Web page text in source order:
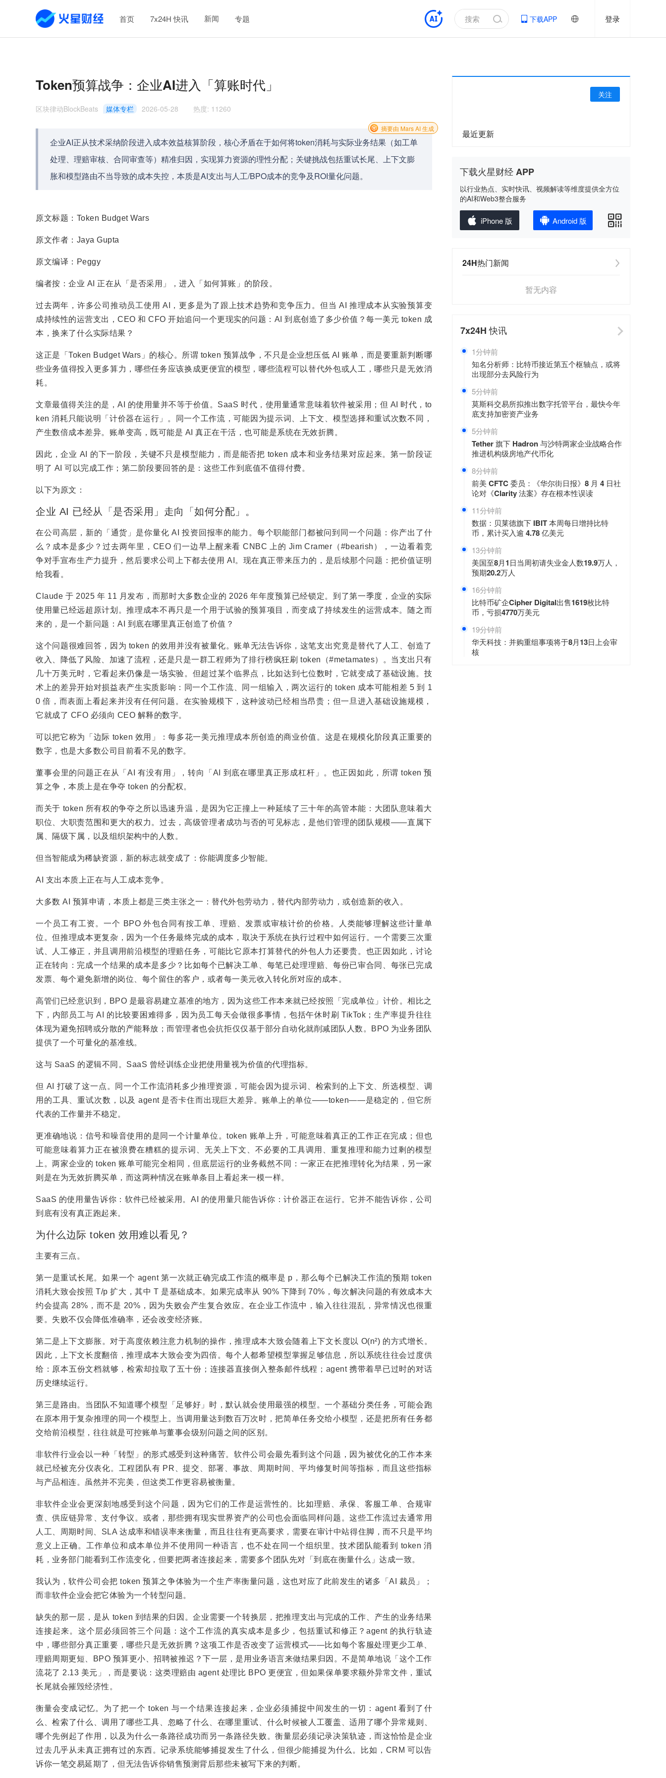
首页 7x24H 快讯 新闻 专题 下载APP 登录
Token预算战争：企业AI进入「算账时代」
区块律动BlockBeats 媒体专栏 2026-05-28 热度: 11260
企业AI正从技术采纳阶段进入成本效益核算阶段，核心矛盾在于如何将token消耗与实际业务结果（如工单
处理、理赔审核、合同审查等）精准归因，实现算力资源的理性分配；关键挑战包括重试长尾、上下文膨
胀和模型路由不当导致的成本失控，本质是AI支出与人工/BPO成本的竞争及ROI量化问题。
摘要由 Mars AI 生成
原文标题：Token Budget Wars
原文作者：Jaya Gupta
原文编译：Peggy
编者按：企业 AI 正在从「是否采用」，进入「如何算账」的阶段。
过去两年，许多公司推动员工使用 AI，更多是为了跟上技术趋势和竞争压力。但当 AI 推理成本从实验预算变
成持续性的运营支出，CEO 和 CFO 开始追问一个更现实的问题：AI 到底创造了多少价值？每一美元 token 成
本，换来了什么实际结果？
这正是「Token Budget Wars」的核心。所谓 token 预算战争，不只是企业想压低 AI 账单，而是要重新判断哪
些业务值得投入更多算力，哪些任务应该换成更便宜的模型，哪些流程可以替代外包或人工，哪些只是无效消
耗。
文章最值得关注的是，AI 的使用量并不等于价值。SaaS 时代，使用量通常意味着软件被采用；但 AI 时代，to
ken 消耗只能说明「计价器在运行」。同一个工作流，可能因为提示词、上下文、模型选择和重试次数不同，
产生数倍成本差异。账单变高，既可能是 AI 真正在干活，也可能是系统在无效折腾。
因此，企业 AI 的下一阶段，关键不只是模型能力，而是能否把 token 成本和业务结果对应起来。第一阶段证
明了 AI 可以完成工作；第二阶段要回答的是：这些工作到底值不值得付费。
以下为原文：
企业 AI 已经从「是否采用」走向「如何分配」。
在公司高层，新的「通货」是你量化 AI 投资回报率的能力。每个职能部门都被问到同一个问题：你产出了什
么？成本是多少？过去两年里，CEO 们一边早上醒来看 CNBC 上的 Jim Cramer（#bearish），一边看着竞
争对手宣布生产力提升，然后要求公司上下都去使用 AI。现在真正带来压力的，是后续那个问题：把价值证明
给我看。
Claude 于 2025 年 11 月发布，而那时大多数企业的 2026 年年度预算已经锁定。到了第一季度，企业的实际
使用量已经远超原计划。推理成本不再只是一个用于试验的预算项目，而变成了持续发生的运营成本。随之而
来的，是一个新问题：AI 到底在哪里真正创造了价值？
这个问题很难回答，因为 token 的效用并没有被量化。账单无法告诉你，这笔支出究竟是替代了人工、创造了
收入、降低了风险、加速了流程，还是只是一群工程师为了排行榜疯狂刷 token（#metamates）。当支出只有
几十万美元时，它看起来仍像是一场实验。但超过某个临界点，比如达到七位数时，它就变成了基础设施。技
术上的差异开始对损益表产生实质影响：同一个工作流、同一组输入，两次运行的 token 成本可能相差 5 到 1
0 倍，而表面上看起来并没有任何问题。在实验规模下，这种波动已经相当昂贵；但一旦进入基础设施规模，
它就成了 CFO 必须向 CEO 解释的数字。
可以把它称为「边际 token 效用」：每多花一美元推理成本所创造的商业价值。这是在规模化阶段真正重要的
数字，也是大多数公司目前看不见的数字。
董事会里的问题正在从「AI 有没有用」，转向「AI 到底在哪里真正形成杠杆」。也正因如此，所谓 token 预
算之争，本质上是在争夺 token 的分配权。
而关于 token 所有权的争夺之所以迅速升温，是因为它正撞上一种延续了三十年的高管本能：大团队意味着大
职位、大职责范围和更大的权力。过去，高级管理者成功与否的可见标志，是他们管理的团队规模——直属下
属、隔级下属，以及组织架构中的人数。
但当智能成为稀缺资源，新的标志就变成了：你能调度多少智能。
AI 支出本质上正在与人工成本竞争。
大多数 AI 预算申请，本质上都是三类主张之一：替代外包劳动力，替代内部劳动力，或创造新的收入。
一个员工有工资。一个 BPO 外包合同有按工单、理赔、发票或审核计价的价格。人类能够理解这些计量单
位。但推理成本更复杂，因为一个任务最终完成的成本，取决于系统在执行过程中如何运行。一个需要三次重
试、人工修正，并且调用前沿模型的理赔任务，可能比它原本打算替代的外包人力还要贵。也正因如此，讨论
正在转向：完成一个结果的成本是多少？比如每个已解决工单、每笔已处理理赔、每份已审合同、每张已完成
发票、每个避免新增的岗位、每个留住的客户，或者每一美元收入转化所对应的成本。
高管们已经意识到，BPO 是最容易建立基准的地方，因为这些工作本来就已经按照「完成单位」计价。相比之
下，内部员工与 AI 的比较要困难得多，因为员工每天会做很多事情，包括午休时刷 TikTok；生产率提升往往
体现为避免招聘或分散的产能释放；而管理者也会抗拒仅仅基于部分自动化就削减团队人数。BPO 为业务团队
提供了一个可量化的基准线。
这与 SaaS 的逻辑不同。SaaS 曾经训练企业把使用量视为价值的代理指标。
但 AI 打破了这一点。同一个工作流消耗多少推理资源，可能会因为提示词、检索到的上下文、所选模型、调
用的工具、重试次数，以及 agent 是否卡住而出现巨大差异。账单上的单位——token——是稳定的，但它所
代表的工作量并不稳定。
更准确地说：信号和噪音使用的是同一个计量单位。token 账单上升，可能意味着真正的工作正在完成；但也
可能意味着算力正在被浪费在糟糕的提示词、无关上下文、不必要的工具调用、重复推理和能力过剩的模型
上。两家企业的 token 账单可能完全相同，但底层运行的业务截然不同：一家正在把推理转化为结果，另一家
则是在为无效折腾买单，而这两种情况在账单条目上看起来一模一样。
SaaS 的使用量告诉你：软件已经被采用。AI 的使用量只能告诉你：计价器正在运行。它并不能告诉你，公司
到底有没有真正跑起来。
为什么边际 token 效用难以看见？
主要有三点。
第一是重试长尾。如果一个 agent 第一次就正确完成工作流的概率是 p，那么每个已解决工作流的预期 token
消耗大致会按照 T/p 扩大，其中 T 是基础成本。如果完成率从 90% 下降到 70%，每次解决问题的有效成本大
约会提高 28%，而不是 20%，因为失败会产生复合效应。在企业工作流中，输入往往混乱，异常情况也很重
要。失败不仅会降低准确率，还会改变经济账。
第二是上下文膨胀。对于高度依赖注意力机制的操作，推理成本大致会随着上下文长度以 O(n²) 的方式增长。
因此，上下文长度翻倍，推理成本大致会变为四倍。每个人都希望模型掌握足够信息，所以系统往往会过度供
给：原本五份文档就够，检索却拉取了五十份；连接器直接倒入整条邮件线程；agent 携带着早已过时的对话
历史继续运行。
第三是路由。当团队不知道哪个模型「足够好」时，默认就会使用最强的模型。一个基础分类任务，可能会跑
在原本用于复杂推理的同一个模型上。当调用量达到数百万次时，把简单任务交给小模型，还是把所有任务都
交给前沿模型，往往就是可控账单与董事会级别问题之间的区别。
非软件行业会以一种「转型」的形式感受到这种痛苦。软件公司会最先看到这个问题，因为被优化的工作本来
就已经被充分仪表化。工程团队有 PR、提交、部署、事故、周期时间、平均修复时间等指标，而且这些指标
与产品相连。虽然并不完美，但这类工作更容易被衡量。
非软件企业会更深刻地感受到这个问题，因为它们的工作是运营性的。比如理赔、承保、客服工单、合规审
查、供应链异常、支付争议。或者，那些拥有现实世界资产的公司也会面临同样问题。这些工作流过去通常用
人工、周期时间、SLA 达成率和错误率来衡量，而且往往有更高要求，需要在审计中站得住脚，而不只是平均
意义上正确。工作单位和成本单位并不使用同一种语言，也不处在同一个组织里。技术团队能看到 token 消
耗，业务部门能看到工作流变化，但要把两者连接起来，需要多个团队先对「到底在衡量什么」达成一致。
我认为，软件公司会把 token 预算之争体验为一个生产率衡量问题，这也对应了此前发生的诸多「AI 裁员」；
而非软件企业会把它体验为一个转型问题。
缺失的那一层，是从 token 到结果的归因。企业需要一个转换层，把推理支出与完成的工作、产生的业务结果
连接起来。这个层必须回答三个问题：这个工作流的真实成本是多少，包括重试和修正？agent 的执行轨迹
中，哪些部分真正重要，哪些只是无效折腾？这项工作是否改变了运营模式——比如每个客服处理更少工单、
理赔周期更短、BPO 预算更小、招聘被推迟？下一层，是用业务语言来做结果归因。不是简单地说「这个工作
流花了 2.13 美元」，而是要说：这类理赔由 agent 处理比 BPO 更便宜，但如果保单要求额外异常文件，重试
长尾就会摧毁经济性。
衡量会变成记忆。为了把一个 token 与一个结果连接起来，企业必须捕捉中间发生的一切：agent 看到了什
么、检索了什么、调用了哪些工具、忽略了什么、在哪里重试、什么时候被人工覆盖、适用了哪个异常规则、
哪个先例起了作用，以及为什么一条路径成功而另一条路径失败。衡量层必须记录决策轨迹，而这恰恰是企业
过去几乎从未真正拥有过的东西。记录系统能够捕捉发生了什么，但很少能捕捉为什么。比如，CRM 可以告
诉你一笔交易延期了，但无法告诉你销售预测背后那些未被写下来的判断。
关注
最近更新
下载火星财经 APP
以行业热点、实时快讯、视频解读等维度提供全方位
的AI和Web3整合服务
iPhone 版 Android 版
24H热门新闻
暂无内容
7x24H快讯
1分钟前
知名分析师：比特币接近第五个枢轴点，或将
出现部分去风险行为
5分钟前
莫斯科交易所拟推出数字托管平台，最快今年
底支持加密资产业务
5分钟前
Tether 旗下 Hadron 与沙特两家企业战略合作
推进机构级房地产代币化
8分钟前
前美 CFTC 委员：《华尔街日报》8 月 4 日社
论对《Clarity 法案》存在根本性误读
11分钟前
数据：贝莱德旗下 IBIT 本周每日增持比特
币，累计买入逾 4.78 亿美元
13分钟前
美国至8月1日当周初请失业金人数19.9万人，
预期20.2万人
16分钟前
比特币矿企Cipher Digital出售1619枚比特
币，亏损4770万美元
19分钟前
华天科技：并购重组事项将于8月13日上会审
核